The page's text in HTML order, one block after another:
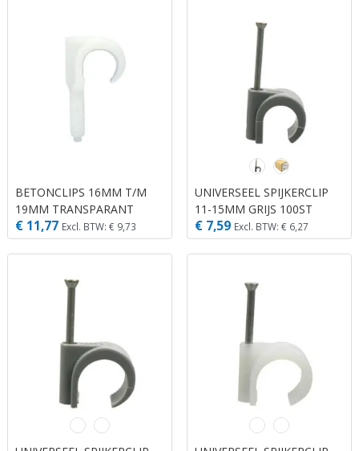
BETONCLIPS 16MM T/M
19MM TRANSPARANT
€ 11,77 Excl. BTW: € 9,73
UNIVERSEEL SPIJKERCLIP
11-15MM GRIJS 100ST
€ 7,59 Excl. BTW: € 6,27